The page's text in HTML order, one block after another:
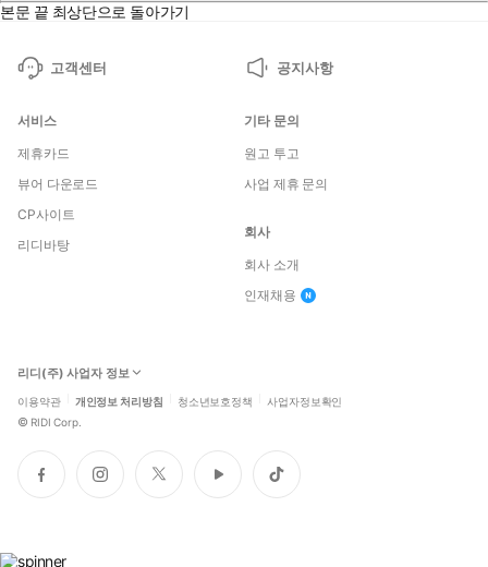
본문 끝 최상단으로 돌아가기
고객센터 공지사항
서비스
제휴카드
뷰어 다운로드
CP사이트
리디바탕
기타 문의
원고 투고
사업 제휴 문의
회사
회사 소개
인재채용
리디(주) 사업자 정보
이용약관 개인정보 처리방침 청소년보호정책 사업자정보확인
© RIDI Corp.
페
이
인
스
트
위
유
튜
틱
톡